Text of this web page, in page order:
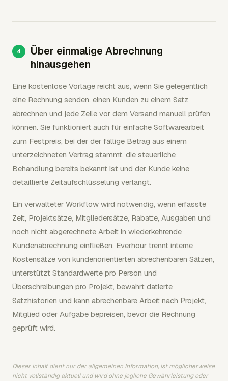
Über einmalige Abrechnung
hinausgehen
Eine kostenlose Vorlage reicht aus, wenn Sie gelegentlich
eine Rechnung senden, einen Kunden zu einem Satz
abrechnen und jede Zeile vor dem Versand manuell prüfen
können. Sie funktioniert auch für einfache Softwarearbeit
zum Festpreis, bei der der fällige Betrag aus einem
unterzeichneten Vertrag stammt, die steuerliche
Behandlung bereits bekannt ist und der Kunde keine
detaillierte Zeitaufschlüsselung verlangt.
Ein verwalteter Workflow wird notwendig, wenn erfasste
Zeit, Projektsätze, Mitgliedersätze, Rabatte, Ausgaben und
noch nicht abgerechnete Arbeit in wiederkehrende
Kundenabrechnung einfließen. Everhour trennt interne
Kostensätze von kundenorientierten abrechenbaren Sätzen,
unterstützt Standardwerte pro Person und
Überschreibungen pro Projekt, bewahrt datierte
Satzhistorien und kann abrechenbare Arbeit nach Projekt,
Mitglied oder Aufgabe bepreisen, bevor die Rechnung
geprüft wird.
Dieser Inhalt dient nur der allgemeinen Information, ist möglicherweise
nicht vollständig aktuell und wird ohne jegliche Gewährleistung oder